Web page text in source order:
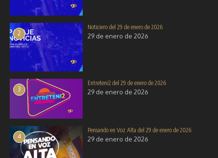
2
Noticiero del 29 de enero de 2026
29 de enero de 2026
3
Entreteni2 del 29 de enero de 2026
29 de enero de 2026
4
Pensando en Voz Alta del 29 de enero de 2026
29 de enero de 2026